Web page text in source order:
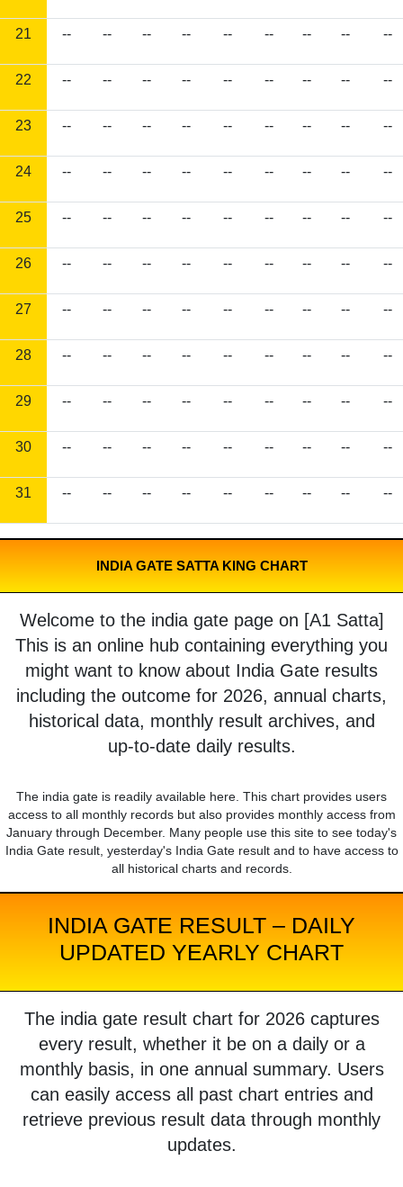
21 -- -- -- -- -- -- -- -- --
22 -- -- -- -- -- -- -- -- --
23 -- -- -- -- -- -- -- -- --
24 -- -- -- -- -- -- -- -- --
25 -- -- -- -- -- -- -- -- --
26 -- -- -- -- -- -- -- -- --
27 -- -- -- -- -- -- -- -- --
28 -- -- -- -- -- -- -- -- --
29 -- -- -- -- -- -- -- -- --
30 -- -- -- -- -- -- -- -- --
31 -- -- -- -- -- -- -- -- --
INDIA GATE SATTA KING CHART
Welcome to the india gate page on [A1 Satta]
This is an online hub containing everything you
might want to know about India Gate results
including the outcome for 2026, annual charts,
historical data, monthly result archives, and
up-to-date daily results.
The india gate is readily available here. This chart provides users
access to all monthly records but also provides monthly access from
January through December. Many people use this site to see today's
India Gate result, yesterday's India Gate result and to have access to
all historical charts and records.
INDIA GATE RESULT – DAILY
UPDATED YEARLY CHART
The india gate result chart for 2026 captures
every result, whether it be on a daily or a
monthly basis, in one annual summary. Users
can easily access all past chart entries and
retrieve previous result data through monthly
updates.